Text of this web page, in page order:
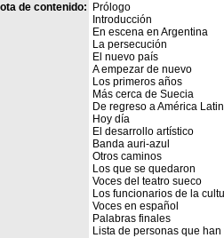
de contenido:
Prólogo
Introducción
En escena en Argentina
La persecución
El nuevo país
A empezar de nuevo
Los primeros años
Más cerca de Suecia
De regreso a América
Hoy día
El desarrollo artístico
Banda auri-azul
Otros caminos
Los que se quedaron
Voces del teatro sueco
Los funcionarios de la
Voces en español
Palabras finales
Lista de personas que